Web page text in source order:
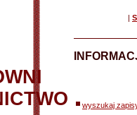
|
wyszukaj